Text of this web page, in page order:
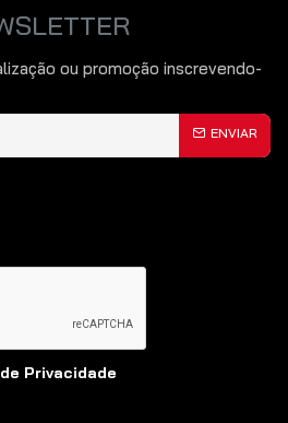
ou promoção inscrevendo-
ENVIAR
Privacidade